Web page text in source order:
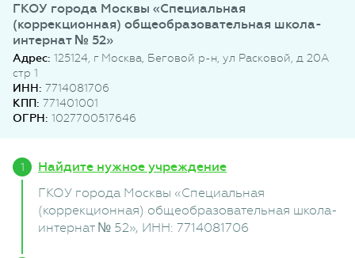
ГКОУ города Москвы «Специальная
(коррекционная) общеобразовательная школа-
интернат № 52»
Адрес: 125124, г Москва, Беговой р-н, ул Расковой, д 20А
стр 1
ИНН: 7714081706
КПП: 771401001
ОГРН: 1027700517646
Найдите нужное учреждение
ГКОУ города Москвы «Специальная
(коррекционная) общеобразовательная школа-
интернат № 52», ИНН: 7714081706